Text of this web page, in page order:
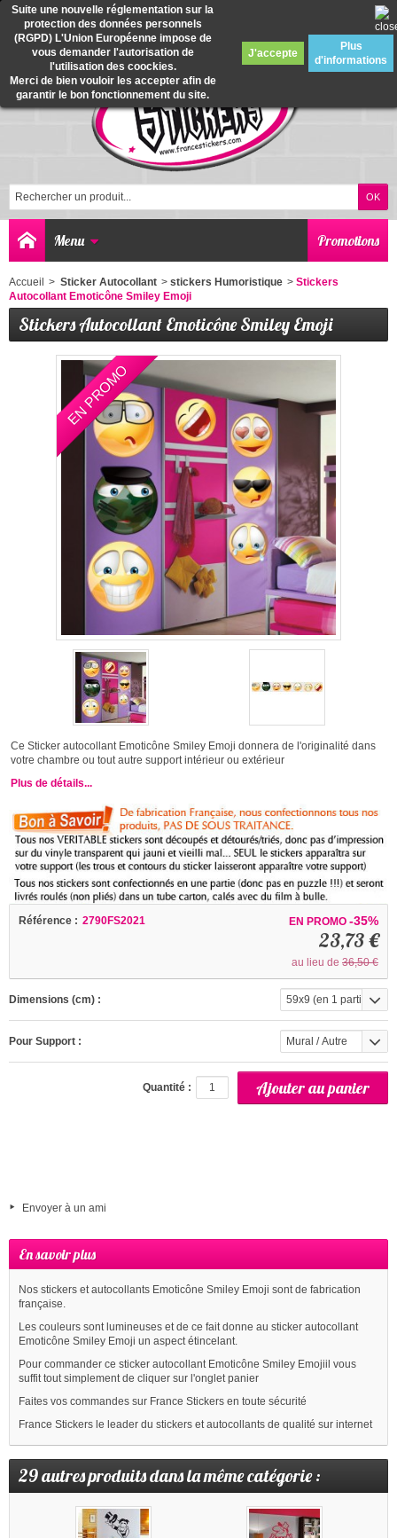
Menu Promotions
Suite une nouvelle réglementation sur la
protection des données personnels
(RGPD) L'Union Européenne impose de
vous demander l'autorisation de
l'utilisation des coockies.
Merci de bien vouloir les accepter afin de
garantir le bon fonctionnement du site.
J'accepte
Plus
d'informations
Accueil > Sticker Autocollant > stickers Humoristique > Stickers
Autocollant Emoticône Smiley Emoji
Stickers Autocollant Emoticône Smiley Emoji
EN PROMO
Ce Sticker autocollant Emoticône Smiley Emoji donnera de l'originalité dans
votre chambre ou tout autre support intérieur ou extérieur
Plus de détails...
EN PROMO -35%
23,73 €
au lieu de 36,50 €
Référence : 2790FS2021
Dimensions (cm) : 59x9 (en 1 partie)
Pour Support :
Mural / Autre
(interieur)
Quantité :
Envoyer à un ami
En savoir plus
Nos stickers et autocollants Emoticône Smiley Emoji sont de fabrication
française.
Les couleurs sont lumineuses et de ce fait donne au sticker autocollant
Emoticône Smiley Emoji un aspect étincelant.
Pour commander ce sticker autocollant Emoticône Smiley Emojiil vous
suffit tout simplement de cliquer sur l'onglet panier
Faites vos commandes sur France Stickers en toute sécurité
France Stickers le leader du stickers et autocollants de qualité sur internet
29 autres produits dans la même catégorie :